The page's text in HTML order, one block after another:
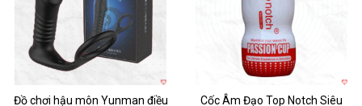
Đồ chơi hậu môn Yunman điều
Cốc Âm Đạo Top Notch Siêu